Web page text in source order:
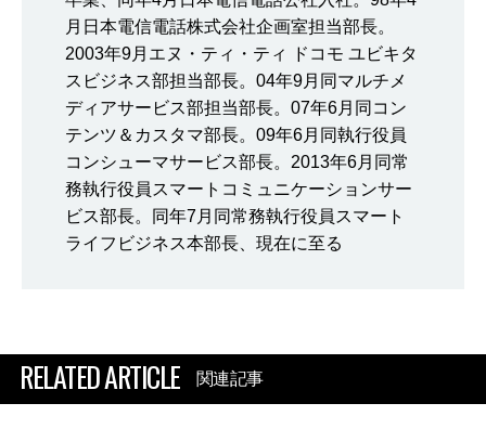
月日本電信電話株式会社企画室担当部長。
2003年9月エヌ・ティ・ティ ドコモ ユビキタ
スビジネス部担当部長。04年9月同マルチメ
ディアサービス部担当部長。07年6月同コン
テンツ＆カスタマ部長。09年6月同執行役員
コンシューマサービス部長。2013年6月同常
務執行役員スマートコミュニケーションサー
ビス部長。同年7月同常務執行役員スマート
ライフビジネス本部長、現在に至る
RELATED ARTICLE 関連記事